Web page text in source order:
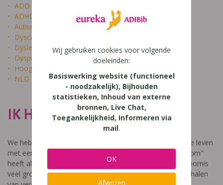
ADD
ADHD
Autisme
Dyscalculie
Dyslexie
Dyspraxie
Hoogbegaafdheid
NLD
IK HEET NIET DOM
We hebben een video gemaakt die toont hoe het is om te leven
met een leerstoornis. De film met als titel: "Ik heet niet dom"
heeft als doel aan te tonen dat de impact van een leerstoornis
veel groter is dan enkel wat je ziet in de klas. Je hoort verhalen
Wij gebruiken cookies voor volgende
doeleinden:
Basiswerking website (functioneel
- noodzakelijk), Bijhouden
statistieken, Inhoud van externe
bronnen, Live Chat,
Toegankelijkheid, Informeren via
mail.
OK
Afwijzen